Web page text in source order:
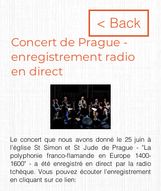
< Back
Concert de Prague -
enregistrement radio
en direct
Le concert que nous avons donné le 25 juin à
l'église St Simon et St Jude de Prague - "La
polyphonie franco-flamande en Europe 1400-
1600" - a été enregistré en direct par la radio
tchèque. Vous pouvez écouter l'enregistrement
en cliquant sur ce lien: